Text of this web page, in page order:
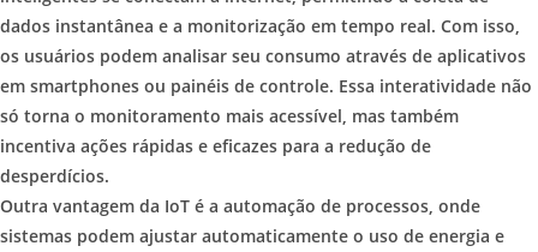
dados instantânea e a monitorização em tempo real. Com isso,
os usuários podem analisar seu consumo através de aplicativos
em smartphones ou painéis de controle. Essa interatividade não
só torna o monitoramento mais acessível, mas também
incentiva ações rápidas e eficazes para a redução de
desperdícios.
Outra vantagem da IoT é a automação de processos, onde
sistemas podem ajustar automaticamente o uso de energia e